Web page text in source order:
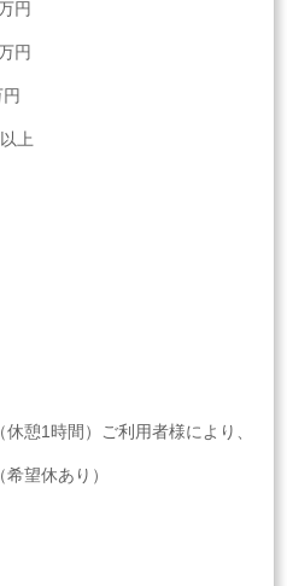
円
円
上
憩1時間）ご利用者様により、
望休あり）